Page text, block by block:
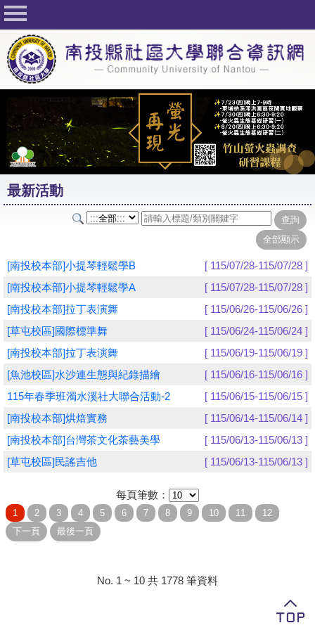
回首頁
關於社大
公佈欄
行事曆
最新活動
活動花絮
課程一覽表
志工與社團
友站連結
網路選課
學員專區
教師專區
評委專區
最新活動
[南投校本部]小提琴輕鬆學B
[ 115/07/28-115/07/28 ]
[南投校本部]小提琴輕鬆學A
[ 115/07/28-115/07/28 ]
[南投校本部]拉丁表演舞
[ 115/06/26-115/06/26 ]
[草屯校區]國際標準舞
[ 115/06/24-115/06/24 ]
[南投校本部]拉丁表演舞
[ 115/06/19-115/06/19 ]
[魚池校區]水沙連生態與紀錄描繪
[ 115/06/16-115/06/16 ]
115年春季班濁水溪社大聯合活動-2
[ 115/06/15-115/06/15 ]
[南投校本部]烘焙實務
[ 115/06/14-115/06/14 ]
[南投校本部]台灣茶文化茶藝美學
[ 115/06/13-115/06/13 ]
[草屯校區]民謠吉他
[ 115/06/13-115/06/13 ]
每頁筆數：
No. 1 ~ 10 共 1778 筆資料